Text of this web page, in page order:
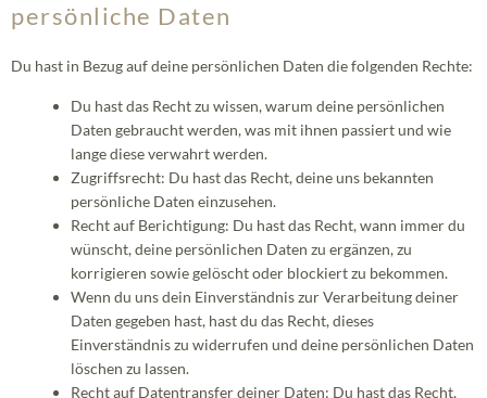
persönliche Daten
Du hast in Bezug auf deine persönlichen Daten die folgenden Rechte:
Du hast das Recht zu wissen, warum deine persönlichen
Daten gebraucht werden, was mit ihnen passiert und wie
lange diese verwahrt werden.
Zugriffsrecht: Du hast das Recht, deine uns bekannten
persönliche Daten einzusehen.
Recht auf Berichtigung: Du hast das Recht, wann immer du
wünscht, deine persönlichen Daten zu ergänzen, zu
korrigieren sowie gelöscht oder blockiert zu bekommen.
Wenn du uns dein Einverständnis zur Verarbeitung deiner
Daten gegeben hast, hast du das Recht, dieses
Einverständnis zu widerrufen und deine persönlichen Daten
löschen zu lassen.
Recht auf Datentransfer deiner Daten: Du hast das Recht,